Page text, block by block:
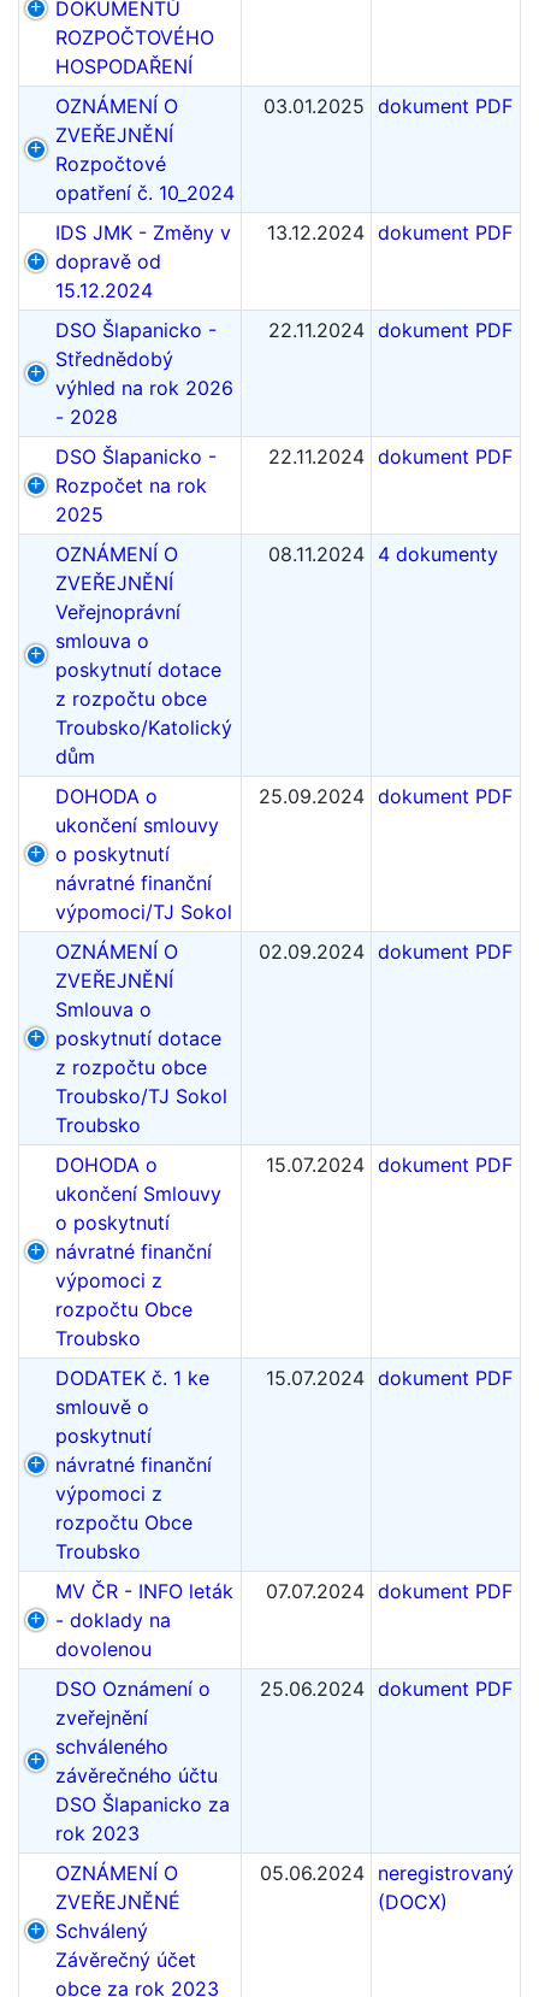
DOKUMENTŮ
ROZPOČTOVÉHO
HOSPODAŘENÍ
OZNÁMENÍ O
ZVEŘEJNĚNÍ
Rozpočtové
opatření č. 10_2024
03.01.2025 dokument PDF
IDS JMK - Změny v
dopravě od
15.12.2024
13.12.2024 dokument PDF
DSO Šlapanicko -
Střednědobý
výhled na rok 2026
- 2028
22.11.2024 dokument PDF
DSO Šlapanicko -
Rozpočet na rok
2025
22.11.2024 dokument PDF
OZNÁMENÍ O
ZVEŘEJNĚNÍ
Veřejnoprávní
smlouva o
poskytnutí dotace
z rozpočtu obce
Troubsko/Katolický
dům
08.11.2024 4 dokumenty
DOHODA o
ukončení smlouvy
o poskytnutí
návratné finanční
výpomoci/TJ Sokol
25.09.2024 dokument PDF
OZNÁMENÍ O
ZVEŘEJNĚNÍ
Smlouva o
poskytnutí dotace
z rozpočtu obce
Troubsko/TJ Sokol
Troubsko
02.09.2024 dokument PDF
DOHODA o
ukončení Smlouvy
o poskytnutí
návratné finanční
výpomoci z
rozpočtu Obce
Troubsko
15.07.2024 dokument PDF
DODATEK č. 1 ke
smlouvě o
poskytnutí
návratné finanční
výpomoci z
rozpočtu Obce
Troubsko
15.07.2024 dokument PDF
MV ČR - INFO leták
- doklady na
dovolenou
07.07.2024 dokument PDF
DSO Oznámení o
zveřejnění
schváleného
závěrečného účtu
DSO Šlapanicko za
rok 2023
25.06.2024 dokument PDF
OZNÁMENÍ O
ZVEŘEJNĚNÉ
Schválený
Závěrečný účet
obce za rok 2023
05.06.2024 neregistrovaný
(DOCX)